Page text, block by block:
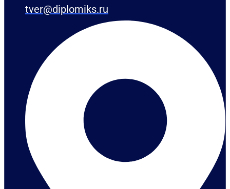
tver@diplomiks.ru